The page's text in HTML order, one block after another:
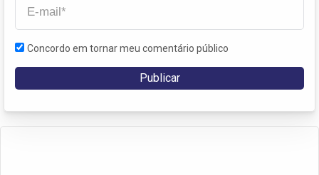
Concordo em tornar meu comentário público